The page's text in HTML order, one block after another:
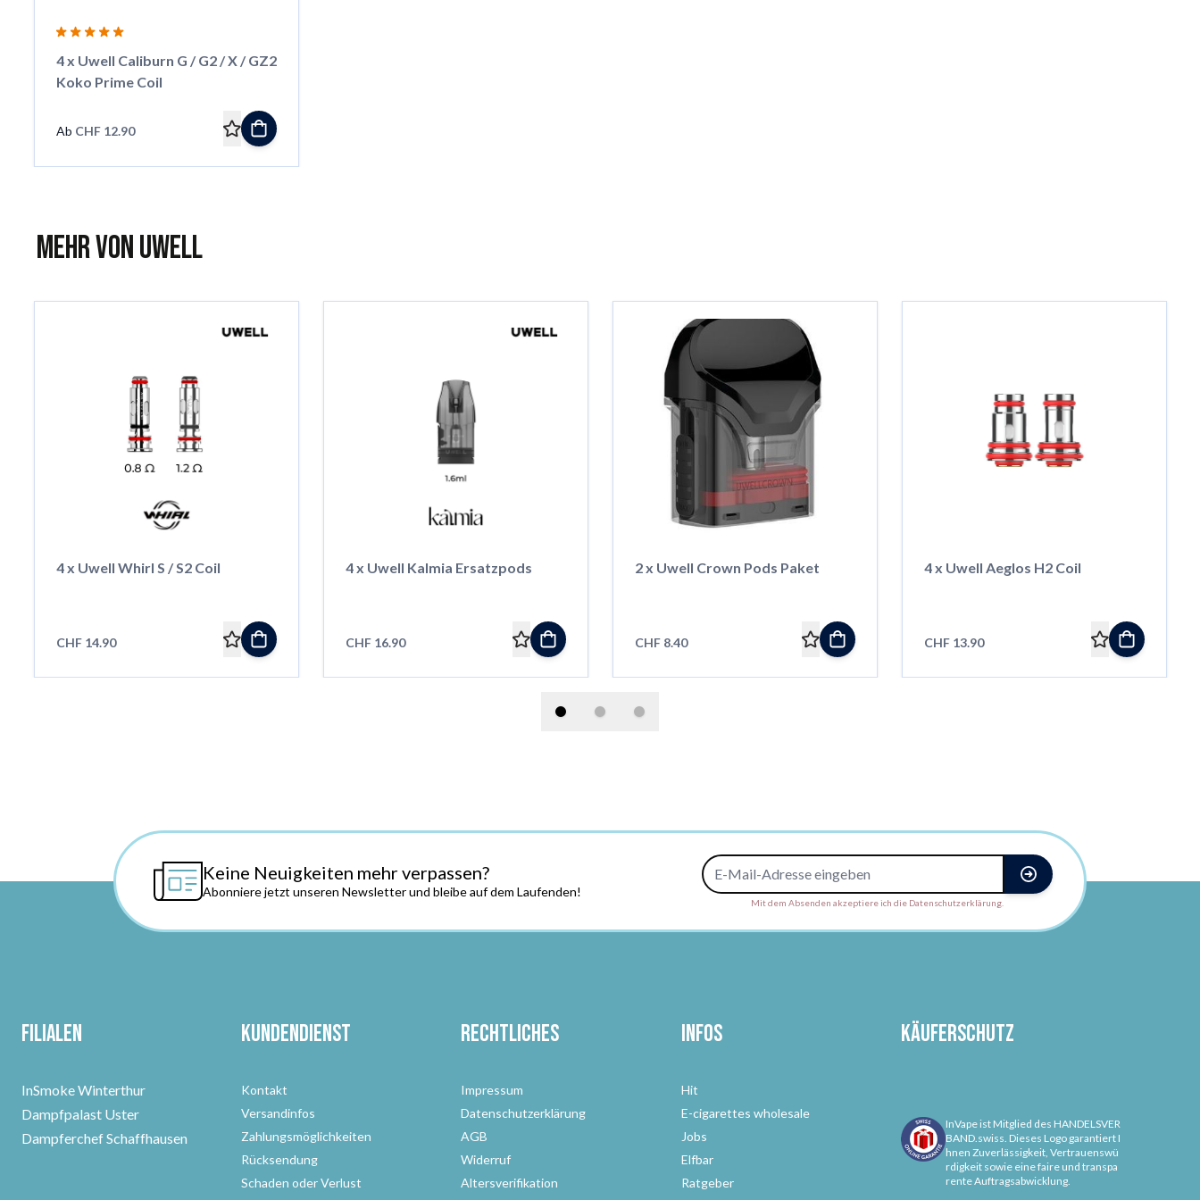
4 x Uwell Caliburn G / G2 / X / GZ2
Koko Prime Coil
Ab CHF 12.90
Mehr von Uwell
4 x Uwell Whirl S / S2 Coil
CHF 14.90
4 x Uwell Kalmia Ersatzpods
CHF 16.90
2 x Uwell Crown Pods Paket
CHF 8.40
4 x Uwell Aeglos H2 Coil
CHF 13.90
Keine Neuigkeiten mehr verpassen?
Abonniere jetzt unseren Newsletter und bleibe auf dem Laufenden!
E-Mail-Adresse
Mit dem Absenden akzeptiere ich die Datenschutzerklärung.
Filialen
InSmoke Winterthur
Dampfpalast Uster
Dampferchef Schaffhausen
Kundendienst
Kontakt
Versandinfos
Zahlungsmöglichkeiten
Rücksendung
Schaden oder Verlust
Rechtliches
Impressum
Datenschutzerklärung
AGB
Widerruf
Altersverifikation
Infos
Hit
E-cigarettes wholesale
Jobs
Elfbar
Ratgeber
Käuferschutz
InVape ist Mitglied des HANDELSVER
BAND.swiss. Dieses Logo garantiert I
hnen Zuverlässigkeit, Vertrauenswü
rdigkeit sowie eine faire und transpa
rente Auftragsabwicklung.